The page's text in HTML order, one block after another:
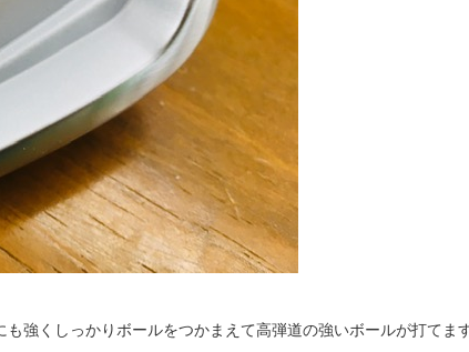
強くしっかりボールをつかまえて高弾道の強いボールが打てま